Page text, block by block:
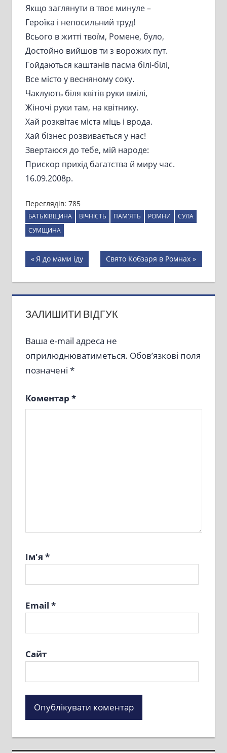
Якщо заглянути в твоє минуле –
Героїка і непосильний труд!
Всього в житті твоїм, Ромене, було,
Достойно вийшов ти з ворожих пут.
Гойдаються каштанів пасма білі-білі,
Все місто у весняному соку.
Чаклують біля квітів руки вмілі,
Жіночі руки там, на квітнику.
Хай розквітає міста міць і врода.
Хай бізнес розвивається у нас!
Звертаюся до тебе, мій народе:
Прискор прихід багатства й миру час.
16.09.2008р.
Переглядів: 785
БАТЬКІВЩИНА ВІЧНІСТЬ ПАМ'ЯТЬ РОМНИ
СУЛА
СУМЩИНА
Навігація
записів
Previous
Post:
Я до мами іду
Next
Post:
Свято Кобзаря в Ромнах
ЗАЛИШИТИ ВІДГУК
Ваша e-mail адреса не
оприлюднюватиметься. Обов’язкові поля
позначені *
Коментар *
Ім'я *
Email *
Сайт